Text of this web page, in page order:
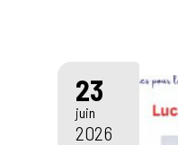
23
juin
2026